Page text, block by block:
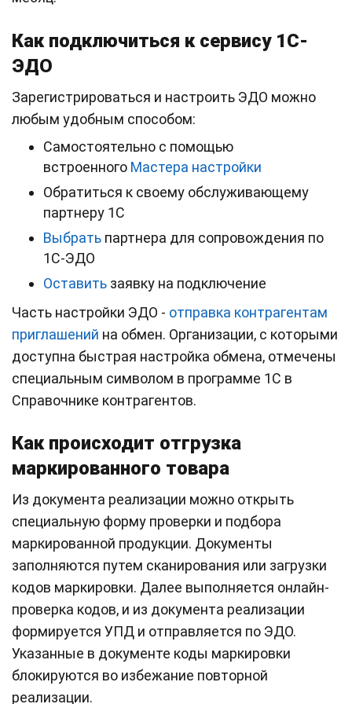
Как подключиться к сервису 1С-
ЭДО
Зарегистрироваться и настроить ЭДО можно
любым удобным способом:
Самостоятельно с помощью
встроенного Мастера настройки
Обратиться к своему обслуживающему
партнеру 1С
Выбрать партнера для сопровождения по
1С-ЭДО
Оставить заявку на подключение
Часть настройки ЭДО - отправка контрагентам
приглашений на обмен. Организации, с которыми
доступна быстрая настройка обмена, отмечены
специальным символом в программе 1С в
Справочнике контрагентов.
Как происходит отгрузка
маркированного товара
Из документа реализации можно открыть
специальную форму проверки и подбора
маркированной продукции. Документы
заполняются путем сканирования или загрузки
кодов маркировки. Далее выполняется онлайн-
проверка кодов, и из документа реализации
формируется УПД и отправляется по ЭДО.
Указанные в документе коды маркировки
блокируются во избежание повторной
реализации.